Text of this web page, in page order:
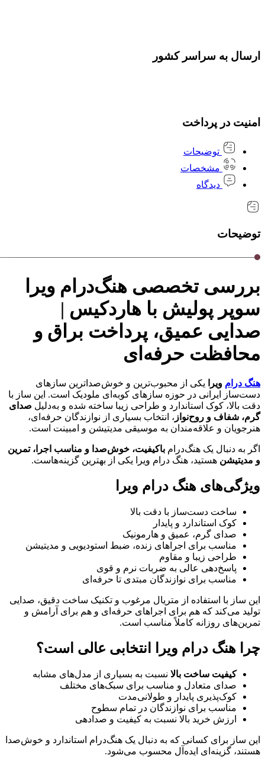
ارسال به سراسر کشور
امنیت در پرداخت
توضیحات
مشخصات
دیدگاه
توضیحات
بررسی تخصصی هنگ‌درام ویرا
سوپر پولیش با هاردکیس |
صدایی عمیق، پرداخت براق و
محافظت حرفه‌ای
هنگ درام ویرا
یکی از محبوب‌ترین و خوش‌صداترین سازهای
دست‌ساز ایرانی در حوزه سازهای کوبه‌ای ملودیک است. این ساز با
دقت بالا، کوک استاندارد و طراحی زیبا ساخته شده و به‌دلیل صدای
گرم، شفاف و روح‌نواز ، انتخاب بسیاری از نوازندگان حرفه‌ای،
هنرجویان و علاقه‌مندان به موسیقی مدیتیشن و امبینت است.
اگر به دنبال یک هنگ‌درام باکیفیت، خوش‌صدا و مناسب اجرا، تمرین
و مدیتیشن هستید، هنگ درام ویرا یکی از بهترین گزینه‌هاست.
ویژگی‌های هنگ درام ویرا
ساخت دست‌ساز با دقت بالا
کوک استاندارد و پایدار
صدای گرم، عمیق و هارمونیک
مناسب برای اجراهای زنده، ضبط استودیویی و مدیتیشن
طراحی زیبا و مقاوم
پاسخ‌دهی عالی به ضربات نرم و قوی
مناسب برای نوازندگان مبتدی تا حرفه‌ای
این ساز با استفاده از متریال مرغوب و تکنیک ساخت دقیق، صدایی
تولید می‌کند که هم برای اجراهای حرفه‌ای و هم برای آرامش و
تمرین‌های روزانه کاملاً مناسب است.
چرا هنگ درام ویرا انتخابی عالی است؟
کیفیت ساخت بالا نسبت به بسیاری از مدل‌های مشابه
صدای متعادل و مناسب برای سبک‌های مختلف
کوک‌پذیری پایدار و طولانی‌مدت
مناسب برای نوازندگان در تمام سطوح
ارزش خرید بالا نسبت به کیفیت و صدادهی
این ساز برای کسانی که به دنبال یک هنگ‌درام استاندارد و خوش‌صدا
هستند، گزینه‌ای ایده‌آل محسوب می‌شود.